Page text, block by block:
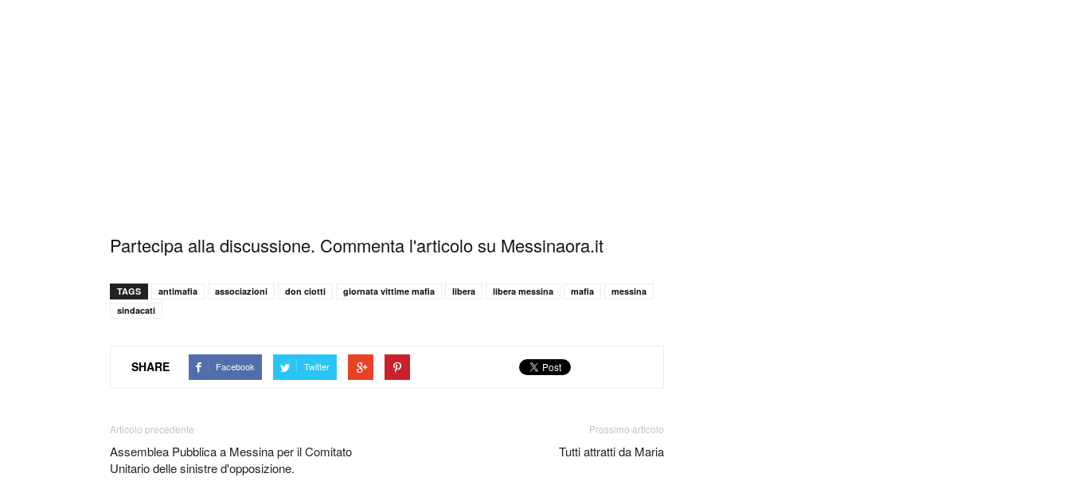
Partecipa alla discussione. Commenta l'articolo su Messinaora.it
TAGS antimafia associazioni don ciotti giornata vittime mafia libera libera messina mafia
messina
sindacati
SHARE Facebook Twitter
Articolo precedente
Assemblea Pubblica a Messina per il Comitato
Unitario delle sinistre d'opposizione.
Prossimo articolo
Tutti attratti da Maria